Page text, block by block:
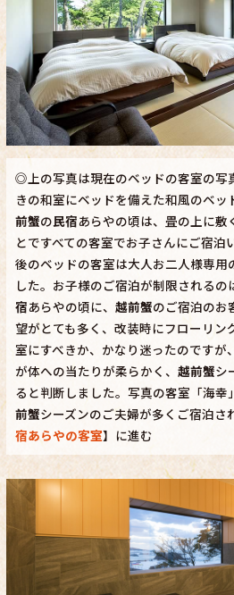
◎上の写真は現在のベッドの客室の写
きの和室にベッドを備えた和風のベッ
前蟹の民宿あらやの頃は、畳の上に敷
とですべての客室でお子さんにご宿泊
後のベッドの客室は大人お二人様専用
した。お子様のご宿泊が制限されるの
宿あらやの頃に、 越前蟹のご宿泊のお
望がとても多く、改装時にフローリン
室にすべきか、かなり迷ったのですが
が体への当たりが柔らかく、 越前蟹シ
ると判断しました。写真の客室「海幸
前蟹シーズンのご夫婦が多くご宿泊さ
宿あらやの客室】に進む